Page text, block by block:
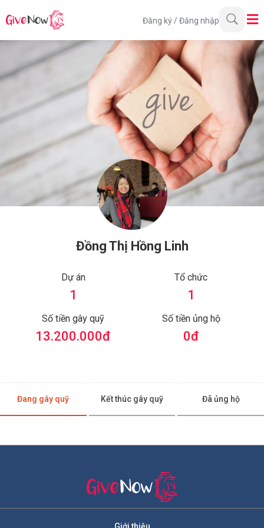
Đăng ký /Đăng nhập
Đồng Thị Hồng Linh
Dự án
1
Tổ chức
1
Số tiền gây quỹ
13.200.000đ
Số tiền ủng hộ
0đ
Đang gây quỹ Kết thúc gây quỹ Đã ủng hộ
Giới thiệu